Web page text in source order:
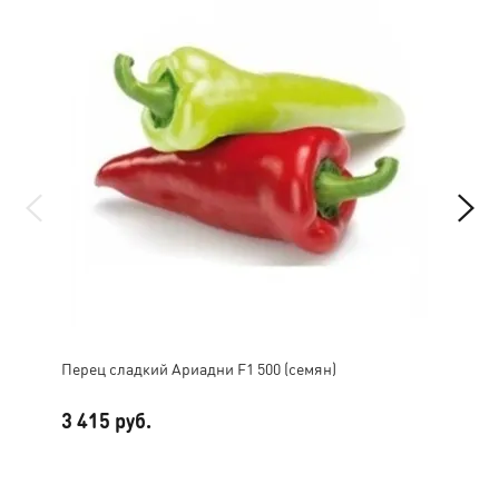
Перец сладкий Ариадни F1 500 (семян)
3 415 руб.